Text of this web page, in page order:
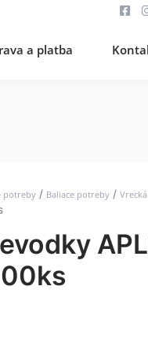
a platba
potreby / Baliace potreby /